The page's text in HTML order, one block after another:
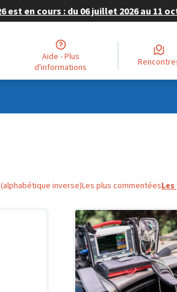
en cours : du 06 juillet 2026 au 11
Aide - Plus
d'informations
(alphabétique inverse)Les plus commentées